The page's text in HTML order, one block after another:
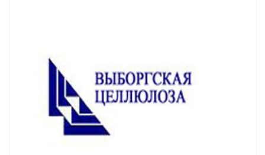
Смотреть проект